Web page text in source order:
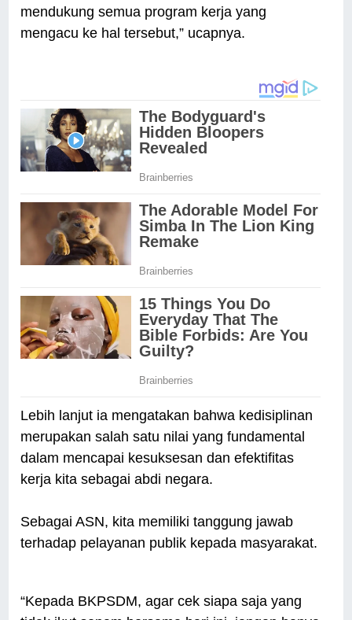
mendukung semua program kerja yang
mengacu ke hal tersebut,” ucapnya.
Lebih lanjut ia mengatakan bahwa kedisiplinan
merupakan salah satu nilai yang fundamental
dalam mencapai kesuksesan dan efektifitas
kerja kita sebagai abdi negara.
Sebagai ASN, kita memiliki tanggung jawab
terhadap pelayanan publik kepada masyarakat.
“Kepada BKPSDM, agar cek siapa saja yang